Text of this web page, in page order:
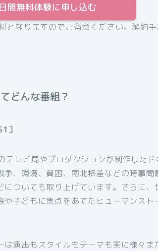
間無料体験に申し込む
となりますのでご留意ください。解約
どんな番組？
］
テレビ局やプロダクションが制作したド
、環境、貧困、南北格差などの時事問
ついても取り上げています。さらに、
子どもに焦点をあてたヒューマンスト
演出もスタイルもテーマも実に様々ま